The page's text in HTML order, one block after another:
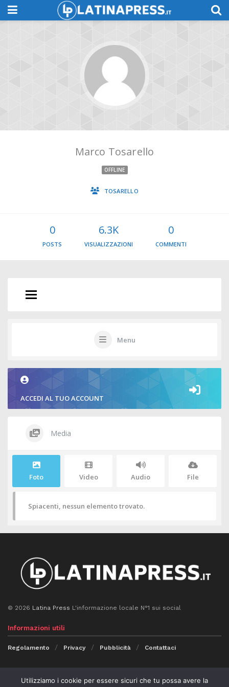
Marco Tosarello
OFFLINE
TOSARELLO
0
POSTS
6.3K
VISUALIZZAZIONI
0
COMMENTI
Menu
ACCEDI AL TUO ACCOUNT
Media
Foto Video Audio File
Spiacenti, nessun elemento trovato.
© 2026 Latina Press L'informazione locale N°1 sui social
Informazioni utili
Regolamento Privacy Pubblicità Contattaci
Utilizziamo i cookie per essere sicuri che tu possa avere la